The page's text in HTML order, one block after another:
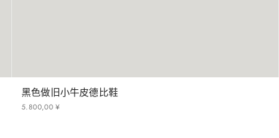
黑色做旧小牛皮德比鞋
¥
5 ,
800
. 00